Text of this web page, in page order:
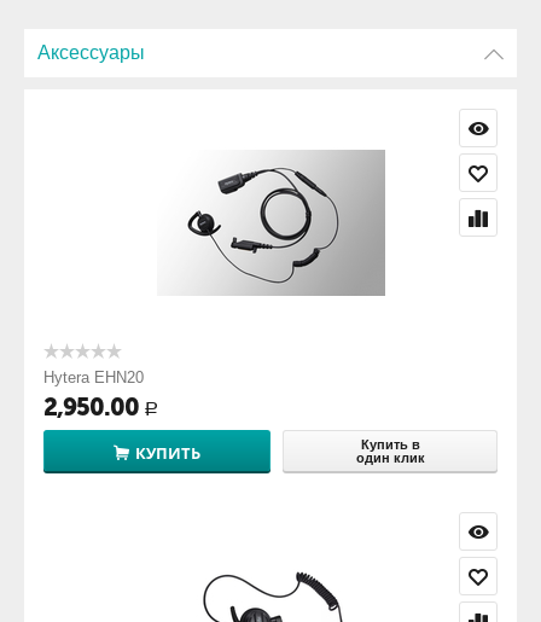
Аксессуары
Hytera EHN20
2,950.00 Р
КУПИТЬ
Купить в
один клик